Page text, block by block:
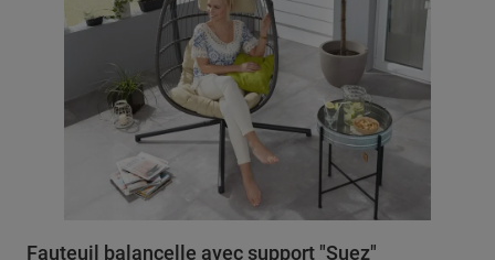
Fauteuil balancelle avec support "Suez"